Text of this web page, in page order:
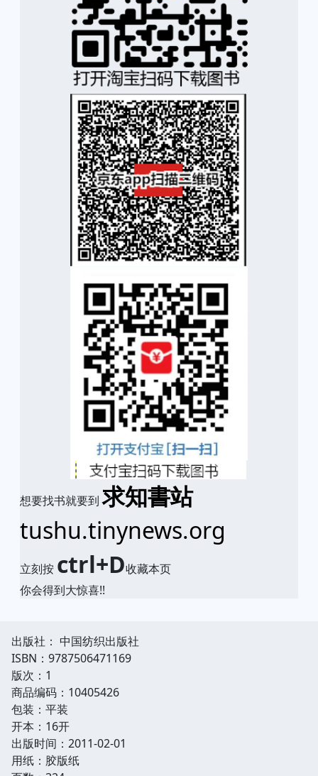
想要找书就要到求知書站
tushu.tinynews.org
立刻按 ctrl+D收藏本页
你会得到大惊喜!!
出版社： 中国纺织出版社
ISBN：9787506471169
版次：1
商品编码：10405426
包装：平装
开本：16开
出版时间：2011-02-01
用纸：胶版纸